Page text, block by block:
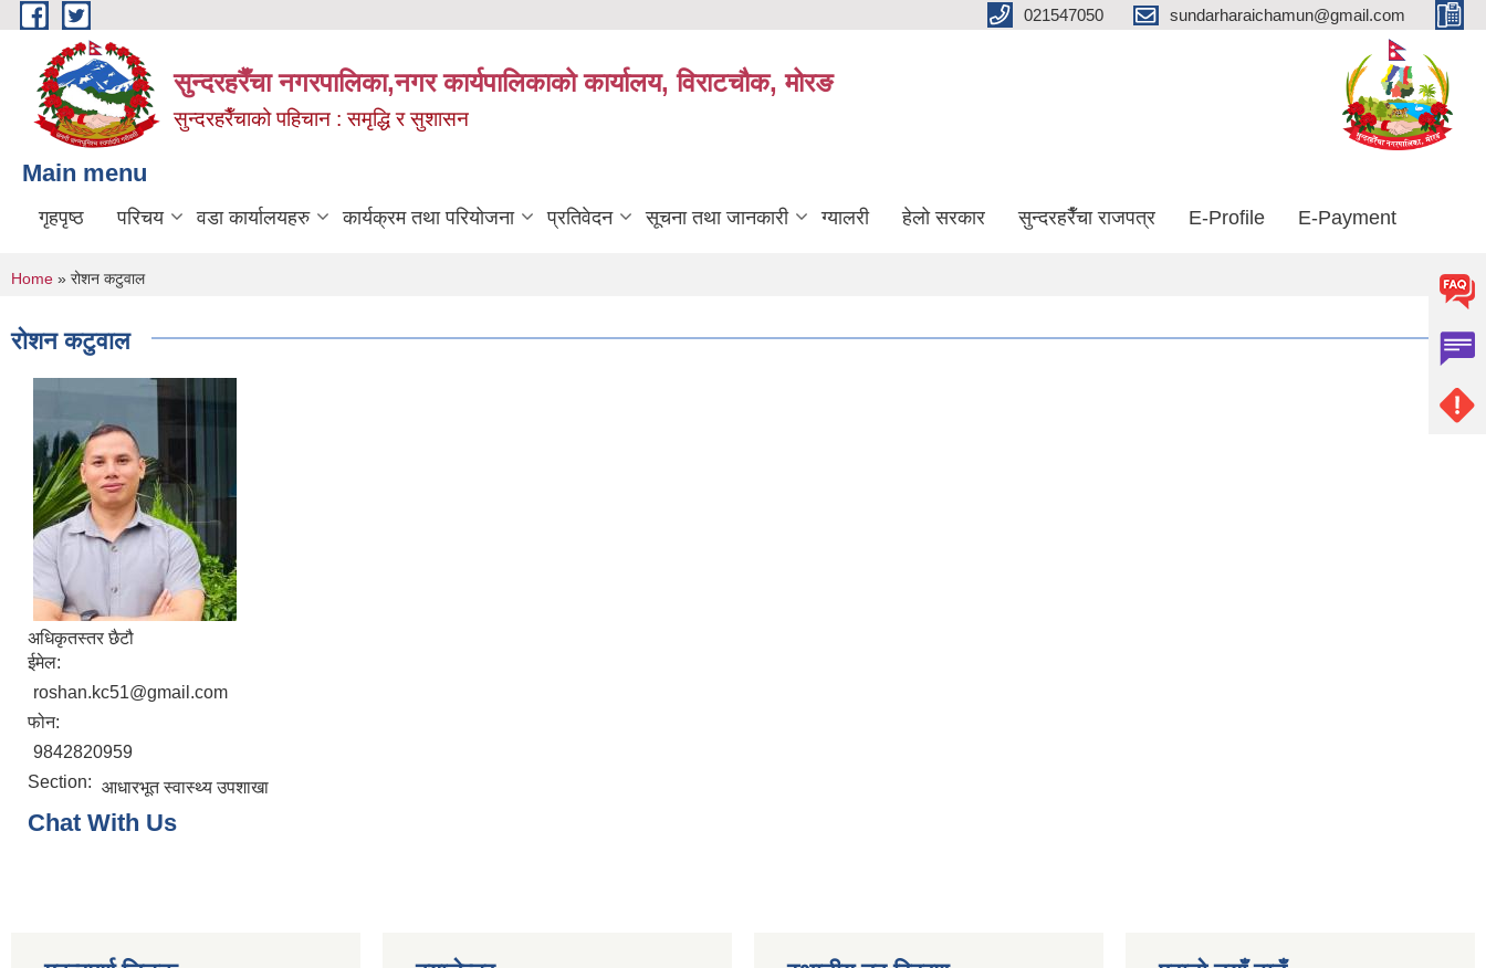
Skip to main content 021547050 sundarharaichamun@gmail.com
सुन्दरहरैँचा नगरपालिका,नगर कार्यपालिकाको कार्यालय, विराटचौक, मोरङ
सुन्दरहरैँचाको पहिचान : समृद्धि र सुशासन
Main menu
गृहपृष्ठ परिचय वडा कार्यालयहरु कार्यक्रम तथा परियोजना प्रतिवेदन सूचना तथा जानकारी ग्यालरी हेलो सरकार सुन्दरहरैँचा राजपत्र E-Profile E-Payment
You are here
Home » रोशन कटुवाल
रोशन कटुवाल
अधिकृतस्तर छैटौ
ईमेल:
roshan.kc51@gmail.com
फोन:
9842820959
Section: आधारभूत स्वास्थ्य उपशाखा
Chat With Us